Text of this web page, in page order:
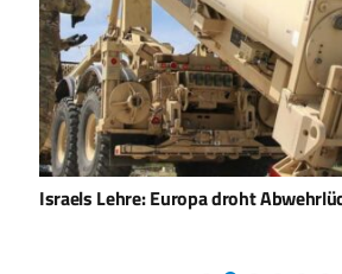
Israels Lehre: Europa droht